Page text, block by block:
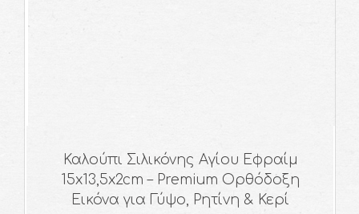
Καλούπι Σιλικόνης Αγίου Εφραίμ
15x13,5x2cm – Premium Ορθόδοξη
Εικόνα για Γύψο, Ρητίνη & Κερί